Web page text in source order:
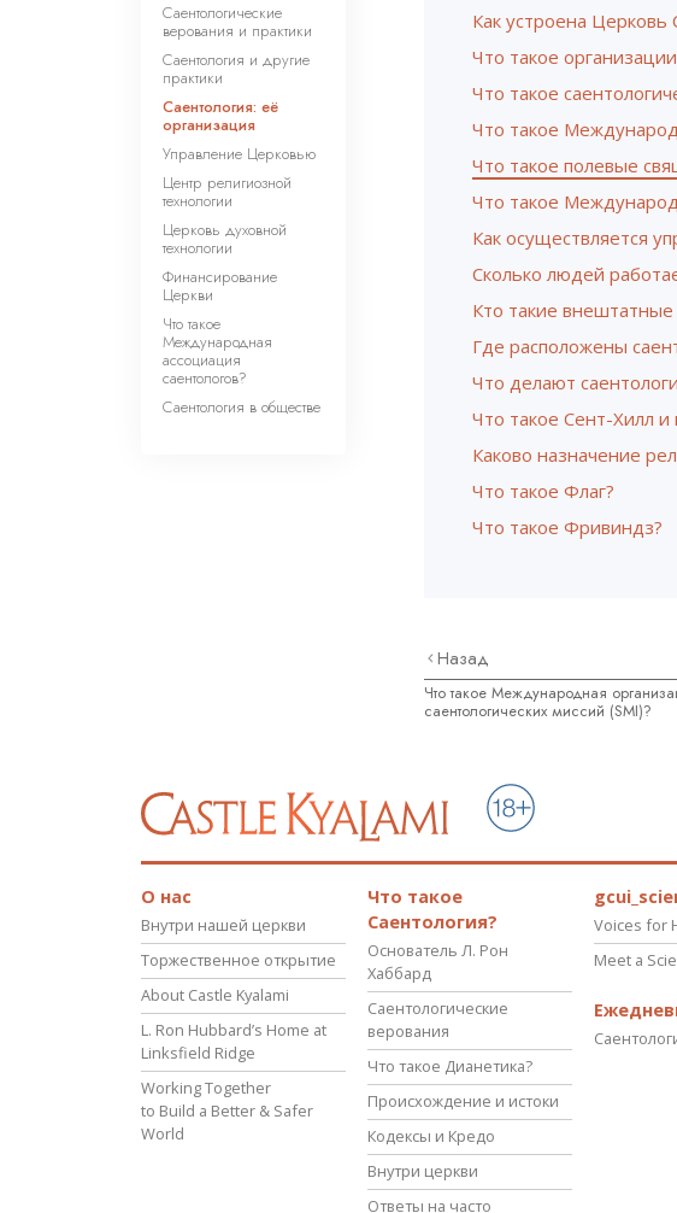
Как устроена Церковь
Что такое
Что такое
Что такое
Что такое полевые
Что такое
Как осуществляется
Сколько людей
Кто такие
Где расположены
Что делают
Что такое Сент-Хилл и
Каково назначение
Что такое Флаг?
Что такое Фривиндз?
Назад
Что такое Международная
саентологических миссий (SMI)?
Саентологические
верования и практики
Саентология и другие
практики
Саентология: её
организация
Управление Церковью
Центр религиозной
технологии
Церковь духовной
технологии
Финансирование
Церкви
Что такое
Международная
ассоциация
саентологов?
Саентология в обществе
О нас
Внутри нашей церкви
Торжественное открытие
About Castle Kyalami
L. Ron Hubbard’s Home at
Linksfield Ridge
Working Together
to Build a Better & Safer
World
Что такое
Саентология?
Основатель Л. Рон
Хаббард
Саентологические
верования
Что такое Дианетика?
Происхождение и истоки
Кодексы и Кредо
Внутри церкви
Ответы на часто
Voices for
Meet a